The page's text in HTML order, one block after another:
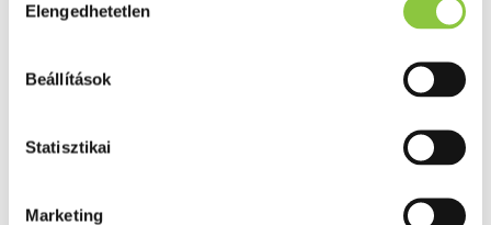
kiválasztása
Elengedhetetlen
Beállítások
Statisztikai
Marketing